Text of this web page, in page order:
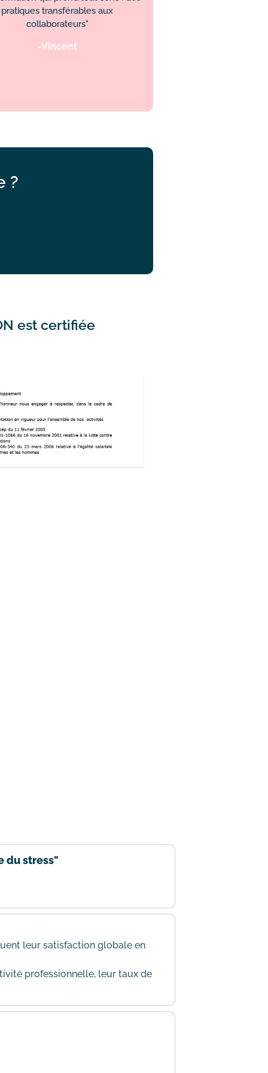
pratiques transférables aux
collaborateurs"
-Vincent
?
est certifiée
du stress"
leur satisfaction globale en
professionnelle, leur taux de